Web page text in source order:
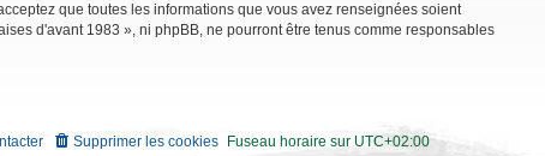
que toutes les informations que vous avez renseignées soient
d'avant 1983 », ni phpBB, ne pourront être tenus comme responsables
Fuseau horaire sur UTC+02:00
Supprimer les cookies